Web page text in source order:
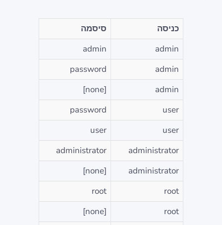
כניסה
סיסמה
admin
admin
admin
password
admin
[none]
user
password
user
user
administrator
administrator
administrator
[none]
root
root
root
[none]